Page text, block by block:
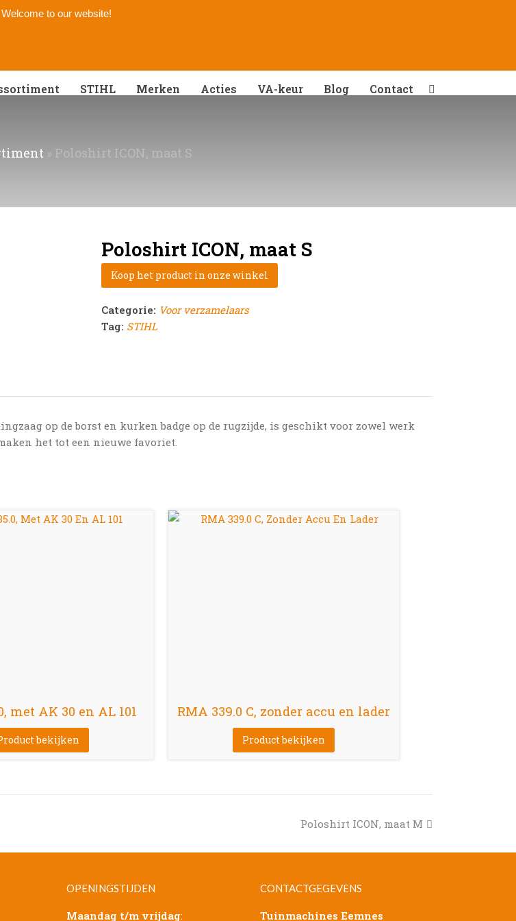
Welcome to our website!
STIHL Merken Acties VA-keur Blog Contact
» Poloshirt ICON, maat S
Poloshirt ICON, maat S
Koop het product in onze winkel
Categorie: Voor verzamelaars
Tag: STIHL
op de borst en kurken badge op de rugzijde, is geschikt voor zowel werk
het tot een nieuwe favoriet.
met AK 30 en AL 101
bekijken
RMA 339.0 C, zonder accu en lader
Product bekijken
next
Poloshirt ICON, maat M
OPENINGSTIJDEN
Maandag t/m vrijdag:
CONTACTGEGEVENS
Tuinmachines Eemnes